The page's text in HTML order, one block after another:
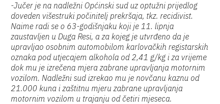
-Jučer je na nadležni Općinski sud uz optužni prijedlog
doveden višestruki počinitelj prekršaja, tkz. recidivist.
Naime radi se o 63-godišnjaku koji je 11. lipnja
zaustavljen u Duga Resi, a za kojeg je utvrđeno da je
upravljao osobnim automobilom karlovačkih registarskih
oznaka pod utjecajem alkohola od 2,41 g/kg i za vrijeme
dok mu je izrečena mjera zabrane upravljanja motornim
vozilom. Nadležni sud izrekao mu je novčanu kaznu od
21.000 kuna i zaštitnu mjeru zabrane upravljanja
motornim vozilom u trajanju od četiri mjeseca.